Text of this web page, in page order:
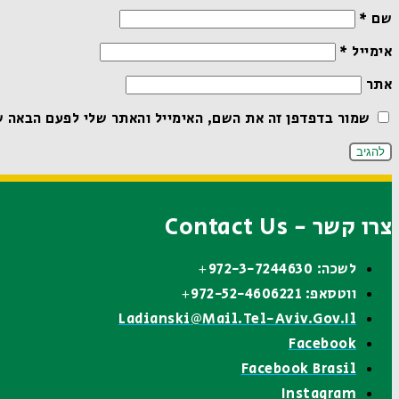
שם *
אימייל *
אתר
שמור בדפדפן זה את השם, האימייל והאתר שלי לפעם הבאה
צרו קשר - Contact Us
לשכה: 972-3-7244630+
ווטסאפ: 972-52-4606221+
Ladianski@mail.tel-Aviv.gov.il
Facebook
Facebook Brasil
Instagram